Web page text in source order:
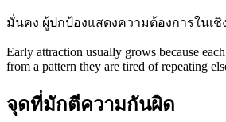
มั่นคง ผู้ปกป้องแสดงความต้องการในเ
Early attraction usually grows because
from a pattern they are tired of repeating
จุดที่มักตีความกันผิด